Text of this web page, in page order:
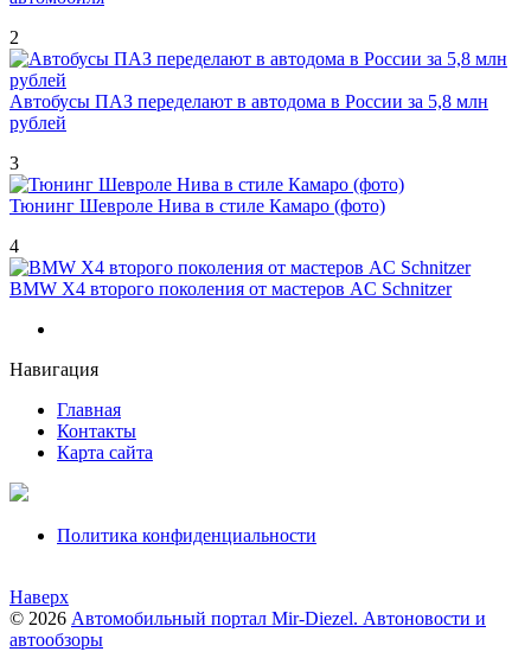
2
Автобусы ПАЗ переделают в автодома в России за 5,8 млн
рублей
3
Тюнинг Шевроле Нива в стиле Камаро (фото)
4
BMW X4 второго поколения от мастеров AC Schnitzer
Навигация
Главная
Контакты
Карта сайта
Политика конфиденциальности
Наверх
© 2026 Автомобильный портал Mir-Diezel. Автоновости и
автообзоры